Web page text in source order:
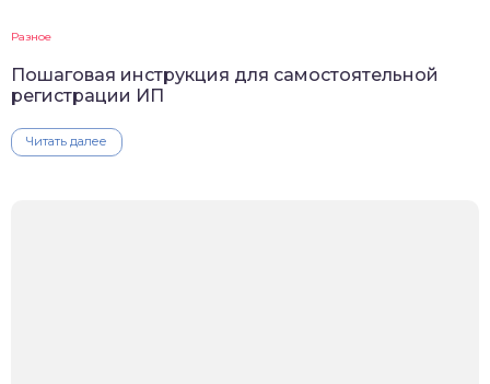
Разное
Пошаговая инструкция для самостоятельной
регистрации ИП
Читать далее